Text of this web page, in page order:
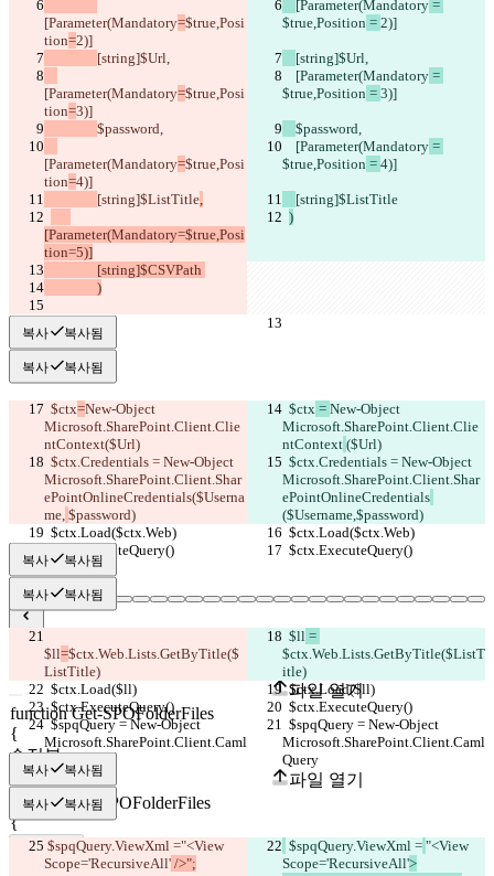
[Parameter(Mandatory=$true,Posi
tion=2)]
[Parameter(Mandatory =
$true,Position = 2)]
[string]$Url, [string]$Url,
[Parameter(Mandatory=$true,Posi
tion=3)]
    [Parameter(Mandatory
=
$true,Position = 3)]
$password, $password,
[Parameter(Mandatory=$true,Posi
tion=4)]
    [Parameter(Mandatory
=
$true,Position = 4)]
[string]$ListTitle, [string]$ListTitle
[Parameter(Mandatory=$true,Posi
tion=5)]
)
		[string]$CSVPath
		)
복사 복사됨
복사 복사됨
  $ctx
=New-Object
Microsoft.SharePoint.Client.Clie
ntContext($Url)
  $ctx
= New-Object
Microsoft.SharePoint.Client.Clie
ntContext ($Url)
Microsoft.SharePoint.Client.Shar
ePointOnlineCredentials($Userna
me, $password)
Microsoft.SharePoint.Client.Shar
ePointOnlineCredentials
($Username,$password)
  $ctx.Load($ctx.Web)
  $ctx.Load($ctx.Web)
  $ctx.ExecuteQuery()
  $ctx.ExecuteQuery()
복사 복사됨
복사 복사됨
$ll=$ctx.Web.Lists.GetByTitle($
ListTitle)
  $ll
=
$ctx.Web.Lists.GetByTitle($ListT
itle)
  $ctx.Load($ll)
  $ctx.Load($ll)
  $ctx.ExecuteQuery()
  $ctx.ExecuteQuery()
  $spqQuery = New-Object
Microsoft.SharePoint.Client.Caml
Query
Microsoft.SharePoint.Client.Caml
Query
복사 복사됨
복사 복사됨
$spqQuery.ViewXml ="<View
Scope='RecursiveAll' />";
$spqQuery.ViewXml = "<View
Scope='RecursiveAll'>
저장된 비교 결과
파일 열기
수정본
파일 열기
비교하기